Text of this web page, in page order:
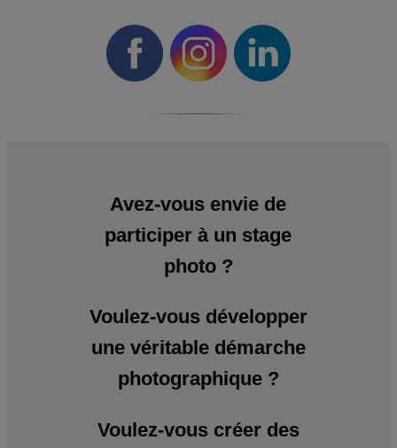
Avez-vous envie de
participer à un stage
photo ?
Voulez-vous développer
une véritable démarche
photographique ?
Voulez-vous créer des